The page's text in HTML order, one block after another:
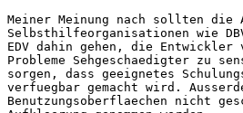
Meiner Meinung nach sollten
Selbsthilfeorganisationen wie
EDV dahin gehen, die Entwickler
Probleme Sehgeschaedigter zu
sorgen, dass geeignetes
verfuegbar gemacht wird.
Benutzungsoberflaechen nicht